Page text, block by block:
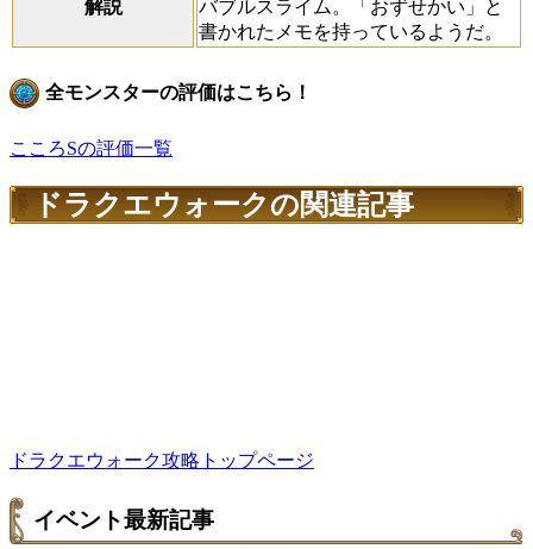
解説
バブルスライム。「おずせかい」と
書かれたメモを持っているようだ。
全モンスターの評価はこちら！
こころSの評価一覧
ドラクエウォークの関連記事
ドラクエウォーク攻略トップページ
イベント最新記事